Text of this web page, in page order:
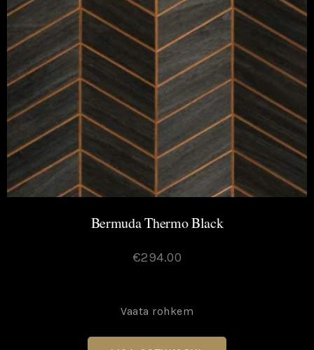
Bermuda Thermo Black
€294.00
Vaata rohkem